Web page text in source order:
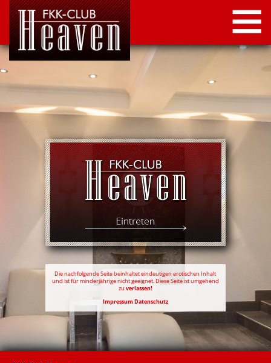
STARTSEITE
LOCATION
NEWS
KONTAKT
IMPRESSUM
DATENSCHUTZ
Die nachfolgende Seite beinhaltet eindeutigen erotischen Inhalt
und ist für minderjährige nicht geeignet. Diese Seite ist umgehend
zu verlassen!
Impressum Datenschutz